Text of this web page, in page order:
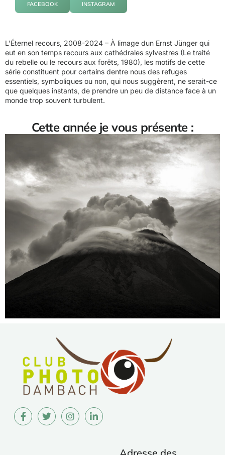
FACEBOOK INSTAGRAM
L’Éternel recours, 2008-2024 – À limage dun Ernst Jünger qui
eut en son temps recours aux cathédrales sylvestres (Le traité
du rebelle ou le recours aux forêts, 1980), les motifs de cette
série constituent pour certains dentre nous des refuges
essentiels, symboliques ou non, qui nous suggèrent, ne serait-ce
que quelques instants, de prendre un peu de distance face à un
monde trop souvent turbulent.
Cette année je vous présente :